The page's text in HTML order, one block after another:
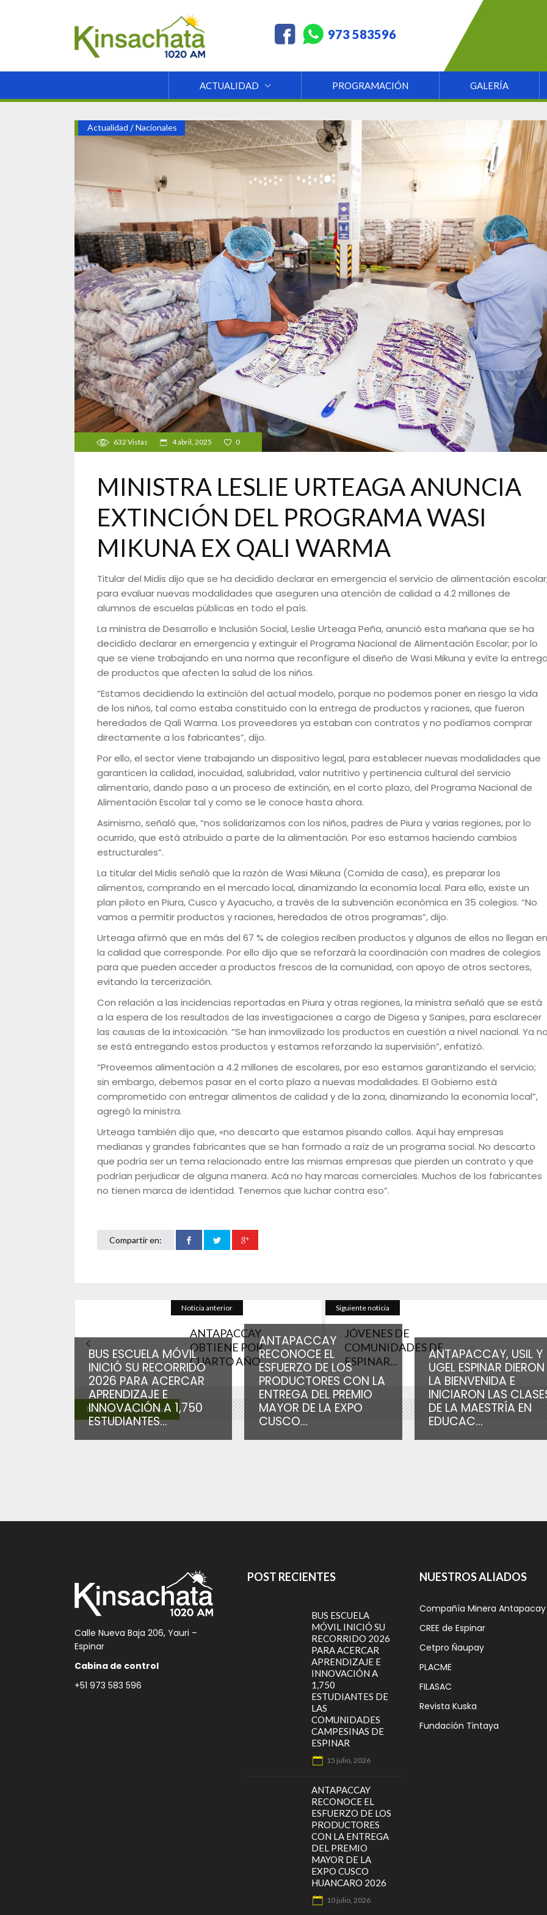
973 583596
ACTUALIDAD PROGRAMACIÓN GALERÍA
Actualidad /Nacionales
632 Vistas 4 abril, 2025 0
MINISTRA LESLIE URTEAGA ANUNCIA
EXTINCIÓN DEL PROGRAMA WASI
MIKUNA EX QALI WARMA
Titular del Midis dijo que se ha decidido declarar en emergencia el servicio de alimentación
para evaluar nuevas modalidades que aseguren una atención de calidad a 4.2 millones de
alumnos de escuelas públicas en todo el país.
La ministra de Desarrollo e Inclusión Social, Leslie Urteaga Peña, anunció esta mañana que se ha
decidido declarar en emergencia y extinguir el Programa Nacional de Alimentación Escolar; por lo
que se viene trabajando en una norma que reconfigure el diseño de Wasi Mikuna y evite la
de productos que afecten la salud de los niños.
“Estamos decidiendo la extinción del actual modelo, porque no podemos poner en riesgo la vida
de los niños, tal como estaba constituido con la entrega de productos y raciones, que fueron
heredados de Qali Warma. Los proveedores ya estaban con contratos y no podíamos comprar
directamente a los fabricantes”, dijo.
Por ello, el sector viene trabajando un dispositivo legal, para establecer nuevas modalidades que
garanticen la calidad, inocuidad, salubridad, valor nutritivo y pertinencia cultural del servicio
alimentario, dando paso a un proceso de extinción, en el corto plazo, del Programa Nacional de
Alimentación Escolar tal y como se le conoce hasta ahora.
Asimismo, señaló que, “nos solidarizamos con los niños, padres de Piura y varias regiones, por lo
ocurrido, que está atribuido a parte de la alimentación. Por eso estamos haciendo cambios
estructurales”.
La titular del Midis señaló que la razón de Wasi Mikuna (Comida de casa), es preparar los
alimentos, comprando en el mercado local, dinamizando la economía local. Para ello, existe un
plan piloto en Piura, Cusco y Ayacucho, a través de la subvención económica en 35 colegios. “No
vamos a permitir productos y raciones, heredados de otros programas”, dijo.
Urteaga afirmó que en más del 67 % de colegios reciben productos y algunos de ellos no llegan en
la calidad que corresponde. Por ello dijo que se reforzará la coordinación con madres de colegios
para que pueden acceder a productos frescos de la comunidad, con apoyo de otros sectores,
evitando la tercerización.
Con relación a las incidencias reportadas en Piura y otras regiones, la ministra señaló que se está
a la espera de los resultados de las investigaciones a cargo de Digesa y Sanipes, para esclarecer
las causas de la intoxicación. “Se han inmovilizado los productos en cuestión a nivel nacional. Ya
se está entregando estos productos y estamos reforzando la supervisión”, enfatizó.
“Proveemos alimentación a 4.2 millones de escolares, por eso estamos garantizando el servicio;
sin embargo, debemos pasar en el corto plazo a nuevas modalidades. El Gobierno está
comprometido con entregar alimentos de calidad y de la zona, dinamizando la economía local”,
agregó la ministra.
Urteaga también dijo que, «no descarto que estamos pisando callos. Aquí hay empresas
medianas y grandes fabricantes que se han formado a raíz de un programa social. No descarto
que podría ser un tema relacionado entre las mismas empresas que pierden un contrato y que
podrían perjudicar de alguna manera. Acá no hay marcas comerciales. Muchos de los fabricantes
no tienen marca de identidad. Tenemos que luchar contra eso”.
Compartir en:
Noticia anterior
ANTAPACCAY
OBTIENE POR
CUARTO AÑO...
Siguiente noticia
JÓVENES DE
COMUNIDADES DE
ESPINAR...
Noticias relacionadas
BUS ESCUELA MÓVIL
INICIÓ SU RECORRIDO
2026 PARA ACERCAR
APRENDIZAJE E
INNOVACIÓN A 1,750
ESTUDIANTES...
ANTAPACCAY
RECONOCE EL
ESFUERZO DE LOS
PRODUCTORES CON LA
ENTREGA DEL PREMIO
MAYOR DE LA EXPO
CUSCO...
ANTAPACCAY, USIL Y
UGEL ESPINAR DIERON
LA BIENVENIDA E
INICIARON LAS
DE LA MAESTRÍA EN
EDUCAC...
Calle Nueva Baja 206, Yauri –
Espinar
Cabina de control
+51 973 583 596
POST RECIENTES
BUS ESCUELA
MÓVIL INICIÓ SU
RECORRIDO 2026
PARA ACERCAR
APRENDIZAJE E
INNOVACIÓN A
1,750
ESTUDIANTES DE
LAS
COMUNIDADES
CAMPESINAS DE
ESPINAR
15 julio, 2026
ANTAPACCAY
RECONOCE EL
ESFUERZO DE LOS
PRODUCTORES
CON LA ENTREGA
DEL PREMIO
MAYOR DE LA
EXPO CUSCO
HUANCARO 2026
10 julio, 2026
NUESTROS ALIADOS
Compañía Minera Antapacay
CREE de Espinar
Cetpro Ñaupay
PLACME
FILASAC
Revista Kuska
Fundación Tintaya